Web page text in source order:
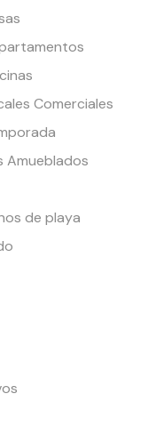
Comerciales
Amueblados
de playa